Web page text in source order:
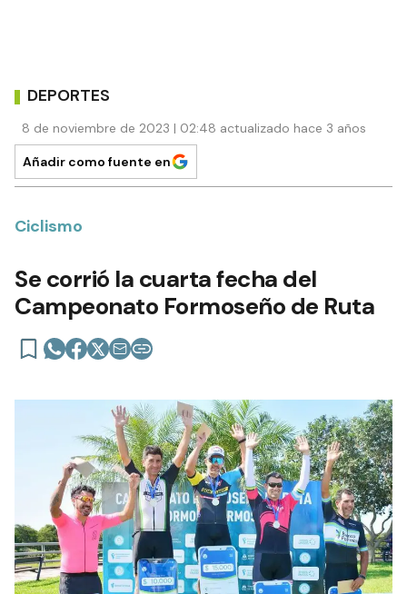
DEPORTES
8 de noviembre de 2023 | 02:48 actualizado hace 3 años
Añadir como fuente en
Ciclismo
Se corrió la cuarta fecha del
Campeonato Formoseño de Ruta